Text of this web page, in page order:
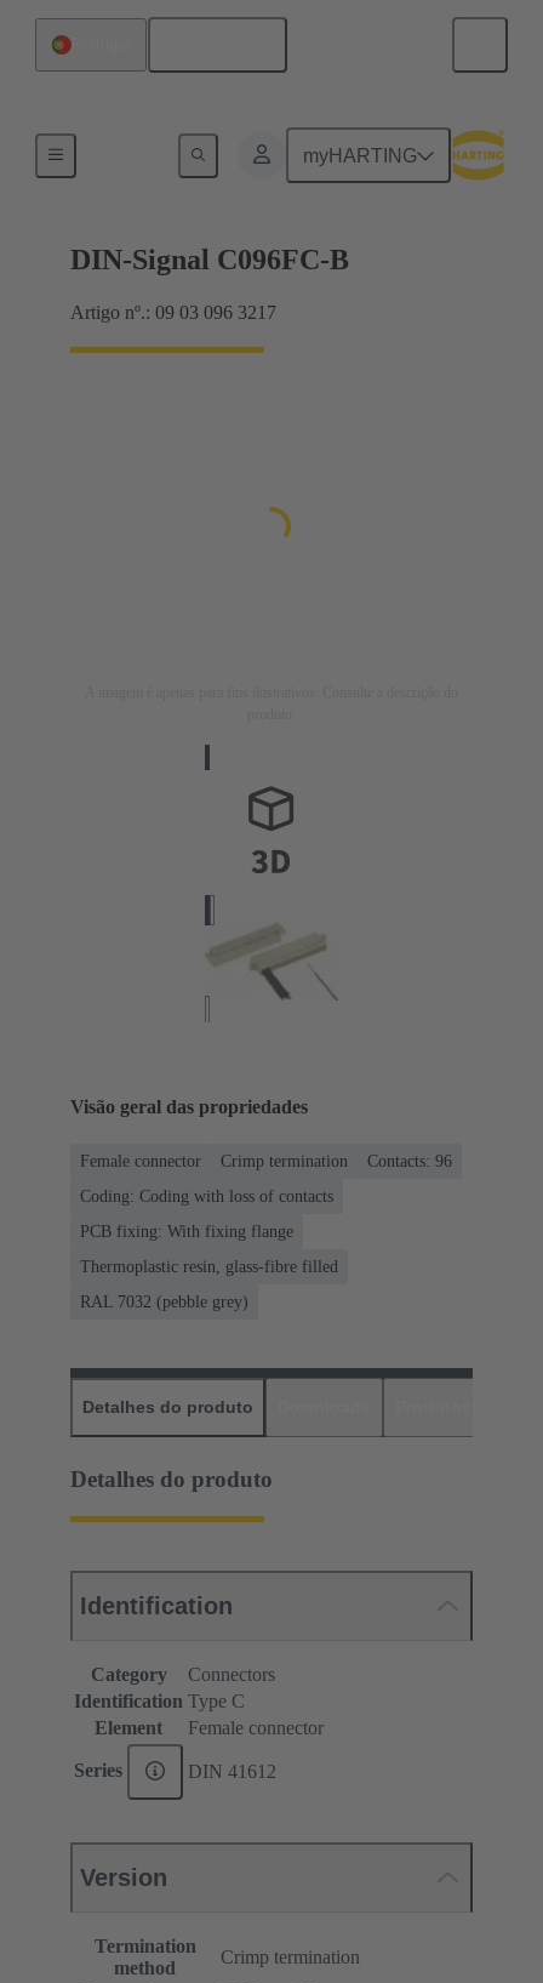
myHARTING
DIN-Signal C096FC-B
Artigo nº.: 09 03 096 3217
Visão geral das propriedades
Female connector Crimp termination
Contacts: 96
Coding: Coding with loss of contacts
PCB fixing: With fixing flange
Thermoplastic resin, glass-fibre filled
RAL 7032 (pebble grey)
Detalhes do produto
Detalhes do produto
Identification
Category
Connectors
Identification Type C
Element
Female connector
Series DIN 41612
Version
Termination
method
Crimp termination